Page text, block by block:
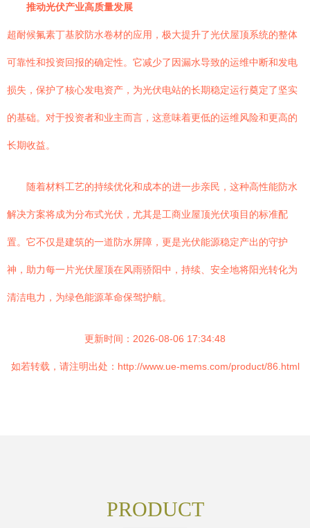
推动光伏产业高质量发展
超耐候氟素丁基胶防水卷材的应用，极大提升了光伏屋顶系统的整体
可靠性和投资回报的确定性。它减少了因漏水导致的运维中断和发电
损失，保护了核心发电资产，为光伏电站的长期稳定运行奠定了坚实
的基础。对于投资者和业主而言，这意味着更低的运维风险和更高的
长期收益。
随着材料工艺的持续优化和成本的进一步亲民，这种高性能防水
解决方案将成为分布式光伏，尤其是工商业屋顶光伏项目的标准配
置。它不仅是建筑的一道防水屏障，更是光伏能源稳定产出的守护
神，助力每一片光伏屋顶在风雨骄阳中，持续、安全地将阳光转化为
清洁电力，为绿色能源革命保驾护航。
更新时间：2026-08-06 17:34:48
如若转载，请注明出处：http://www.ue-mems.com/product/86.html
PRODUCT